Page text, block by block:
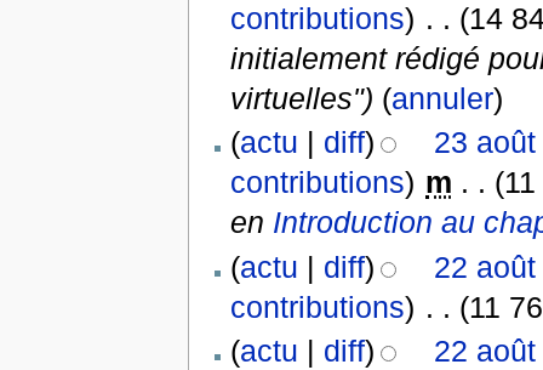
contributions) . . (14
initialement rédigé
virtuelles") (annuler)
(actu | diff)
23
contributions) m . .
en Introduction au
(actu | diff)
22
contributions) . . (11
(actu | diff)
22